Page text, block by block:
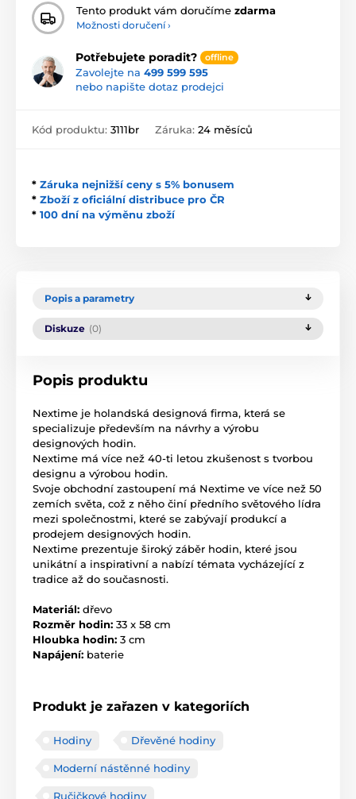
Tento produkt vám doručíme zdarma
Možnosti doručení ›
Potřebujete poradit? offline
Zavolejte na 499 599 595
nebo napište dotaz prodejci
Kód produktu: 3111br Záruka: 24 měsíců
* Záruka nejnižší ceny s 5% bonusem
* Zboží z oficiální distribuce pro ČR
* 100 dní na výměnu zboží
Popis a parametry
Diskuze (0)
Popis produktu
Nextime je holandská designová firma, která se
specializuje především na návrhy a výrobu
designových hodin.
Nextime má více než 40-ti letou zkušenost s tvorbou
designu a výrobou hodin.
Svoje obchodní zastoupení má Nextime ve více než 50
zemích světa, což z něho činí předního světového lídra
mezi společnostmi, které se zabývají produkcí a
prodejem designových hodin.
Nextime prezentuje široký záběr hodin, které jsou
unikátní a inspirativní a nabízí témata vycházející z
tradice až do současnosti.
Materiál: dřevo
Rozměr hodin: 33 x 58 cm
Hloubka hodin: 3 cm
Napájení: baterie
Produkt je zařazen v kategoriích
Hodiny Dřevěné hodiny
Moderní nástěnné hodiny
Ručičkové hodiny